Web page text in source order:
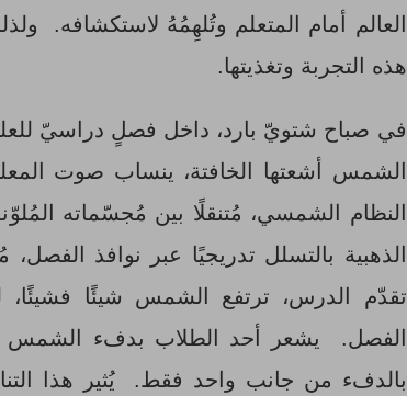
العالم أمام المتعلم وتُلهِمُهُ لاستكشافه.
هذه التجربة وتغذيتها.
في صباح شتويّ بارد، داخل فصلٍ دراسيّ
الشمس أشعتها الخافتة، ينساب صوت
النظام الشمسي، مُتنقلًا بين مُجسّماته
الذهبية بالتسلل تدريجيًا عبر نوافذ
تقدّم الدرس، ترتفع الشمس شيئًا فشيئًا،
الفصل. يشعر أحد الطلاب بدفء الشمس
بالدفء من جانب واحد فقط. يُثير هذا